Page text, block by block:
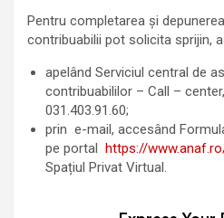
Pentru completarea şi
contribuabilii pot solicita sprijin,
apelând Serviciul central de
contribuabililor – Call –
031.403.91.60;
prin e-mail, accesând
pe portal https://
Spațiul Privat Virtual.